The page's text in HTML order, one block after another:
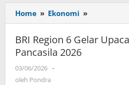
Home » Ekonomi »
Region
Gelar
BRI Region 6 Gelar
Pancasila 2026
03/06/2026 oleh
-
oleh Pondra